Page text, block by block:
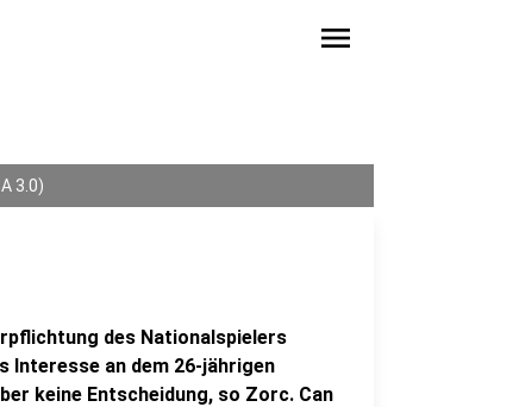
menu
3.0)
des Nationalspielers
Interesse an dem 26-jährigen
keine Entscheidung, so Zorc. Can